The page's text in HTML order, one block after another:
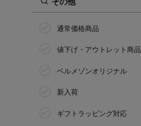
J-XXS(135～145)
J-XS(145～155)
J-S(150～160)
J-M(155～165)
45cm
その他
ハミングシュシ
ュ/Hummingchouchou
フィラ/FILA
部活ブラ
ポケットモンスター
ホットコット/Hotcott
みいつけた!
その他
通常価格商品
値下げ・アウトレット商品
ベルメゾンオリジナル
新入荷
ギフトラッピング対応